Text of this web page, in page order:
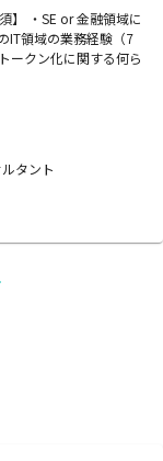
】 ・SE or 金融領域に
IT領域の業務経験（7
ークン化に関する何ら
タント